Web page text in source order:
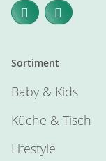
Sortiment
Baby & Kids
Küche & Tisch
Lifestyle